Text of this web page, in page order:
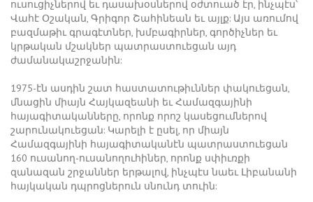
ուսուցիչներով եւ դասախօսներով օժտուած էր, ինչպէս՝
Վահէ Օշական, Գրիգոր Շահինեան եւ այլք: Այս առումով
բազմաթիւ գրագէտներ, խմբագիրներ, գործիչներ եւ
կրթական մշակներ պատրաստուեցան այդ
ժամանակաշրջանին:
1975-էն ասդին շատ հաստատութիւններ փակուեցան,
մնացին միայն Հայկազեանի եւ Համազգայինի
հայագիտականները, որոնք որոշ կասեցումներով
շարունակուեցան: Կարելի է ըսել, որ միայն
Համազգայինի հայագիտականէն պատրաստուեցան
160 ուսանող-ուսանողուհիներ, որոնք սփիւռքի
զանազան շրջաններ երթալով, ինչպէս նաեւ Լիբանանի
հայկական դպրոցներուն սնունդ տուին: